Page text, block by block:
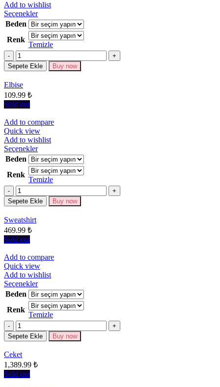
Add to wishlist
SeçeneklerBu
ürünün
birden
fazla
varyasyonu
Seçenekler
Beden
Renk
Temizle
Miktar
Sepete Ekle Buy now
Elbise
109.99 ₺
Sold out
Add to compare
Quick view
Add to wishlist
SeçeneklerBu
ürünün
birden
fazla
varyasyonu
Seçenekler
Beden
Renk
Temizle
Miktar
Sepete Ekle Buy now
Sweatshirt
469.99 ₺
Sold out
Add to compare
Quick view
Add to wishlist
SeçeneklerBu
ürünün
birden
fazla
varyasyonu
Seçenekler
seçilebilir
Beden
Renk
Temizle
Miktar
Sepete Ekle Buy now
Ceket
1,389.99 ₺
Sold out